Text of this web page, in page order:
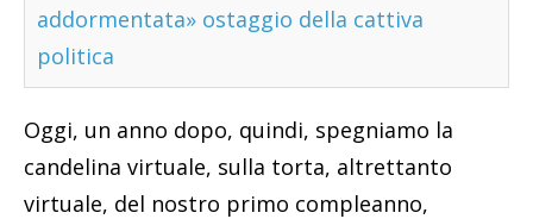
addormentata» ostaggio della cattiva
politica
Oggi, un anno dopo, quindi, spegniamo la
candelina virtuale, sulla torta, altrettanto
virtuale, del nostro primo compleanno,